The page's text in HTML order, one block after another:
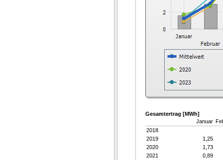
Gesamtertrag [MWh]
Januar
2018
2019
1,25
2020
1,73
2021
0,89